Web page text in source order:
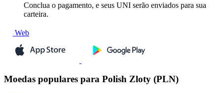
Conclua o pagamento, e seus UNI serão enviados para sua
carteira.
Web
Moedas populares para Polish Zloty (PLN)